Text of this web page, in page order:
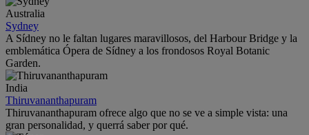
Australia
Sydney
A Sídney no le faltan lugares maravillosos, del Harbour Bridge y la
emblemática Ópera de Sídney a los frondosos Royal Botanic
Garden.
India
Thiruvananthapuram
Thiruvananthapuram ofrece algo que no se ve a simple vista: una
gran personalidad, y querrá saber por qué.